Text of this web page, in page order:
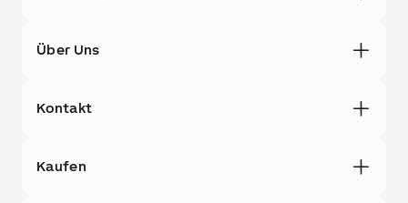
Über Uns
Kontakt
Kaufen